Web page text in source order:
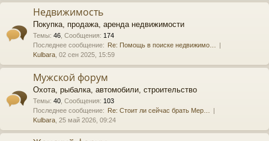
Недвижимость
Покупка, продажа, аренда недвижимости
Темы: 46 Сообщения: 174
Последнее сообщение: Re: Помощь в поиске недвижимо…
Kulbara , 02 сен 2025, 15:59
Мужской форум
Охота, рыбалка, автомобили, строительство
Темы: 40 Сообщения: 103
Последнее сообщение: Re: Стоит ли сейчас брать Мер…
Kulbara , 25 май 2026, 09:24